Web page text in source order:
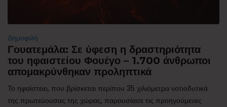
Δημοφιλή
Γουατεμάλα: Σε ύφεση η δραστηριότητα
του ηφαιστείου Φουέγο – 1.700 άνθρωποι
απομακρύνθηκαν προληπτικά
Το ηφαίστειο, που βρίσκεται περίπου 35 χιλιόμετρα νοτιοδυτικά
της πρωτεύουσας της χώρας, παρουσίασε τις προηγούμενες